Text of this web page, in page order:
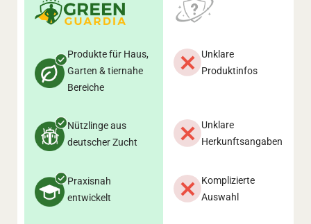
Produkte für Haus,
Garten & tiernahe
Bereiche
Unklare
Produktinfos
Nützlinge aus
deutscher Zucht
Unklare
Herkunftsangaben
Praxisnah
entwickelt
Komplizierte
Auswahl